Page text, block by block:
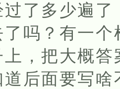
了多少遍
吗？有一
，把大概
后面要写